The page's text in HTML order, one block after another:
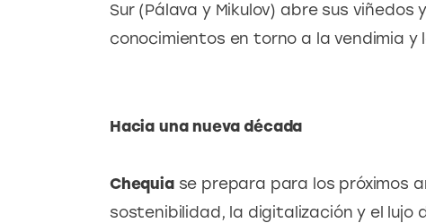
Sur (Pálava y Mikulov) abre sus
conocimientos en torno a la vendimia y
Hacia una nueva década
Chequia se prepara para los próximos
sostenibilidad, la digitalización y el lujo